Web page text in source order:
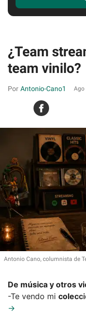
¿Team
team vinilo?
Antonio-Cano1 Ago
Antonio Cano, columnista de
De música y otros
-Te vendo mi